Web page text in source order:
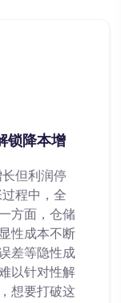
锁降本增
但利润停
程中，全
方面，仓储
性成本不断
差等隐性成
以针对性解
想要打破这